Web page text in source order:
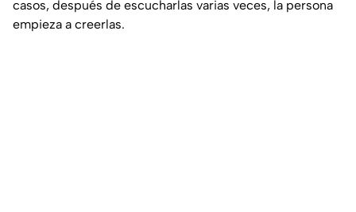
casos, después de escucharlas varias veces, la persona
empieza a creerlas.